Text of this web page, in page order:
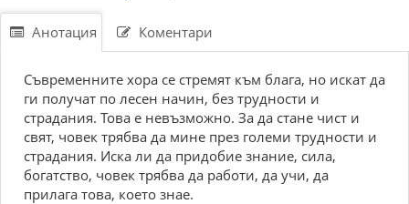
Анотация Коментари
Съвременните хора се стремят към блага, но искат да
ги получат по лесен начин, без трудности и
страдания. Това е невъзможно. За да стане чист и
свят, човек трябва да мине през големи трудности и
страдания. Иска ли да придобие знание, сила,
богатство, човек трябва да работи, да учи, да
прилага това, което знае.